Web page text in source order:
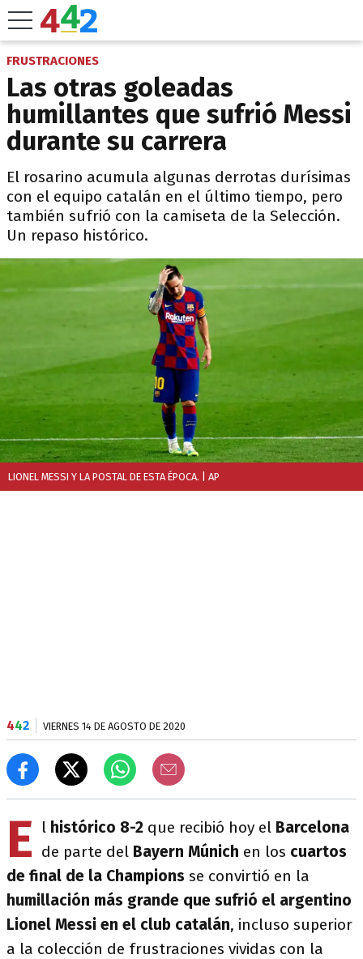
FRUSTRACIONES
Las otras goleadas
humillantes que sufrió Messi
durante su carrera
El rosarino acumula algunas derrotas durísimas
con el equipo catalán en el último tiempo, pero
también sufrió con la camiseta de la Selección.
Un repaso histórico.
LIONEL MESSI Y LA POSTAL DE ESTA ÉPOCA. | AP
442 VIERNES 14 DE AGOSTO DE 2020
E l histórico 8-2 que recibió hoy el Barcelona
de parte del Bayern Múnich en los cuartos
de final de la Champions se convirtió en la
humillación más grande que sufrió el argentino
Lionel Messi en el club catalán, incluso superior
a la colección de frustraciones vividas con la